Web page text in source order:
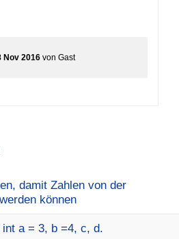
Nov 2016 von Gast
damit Zahlen von der
können
a = 3, b =4, c, d.